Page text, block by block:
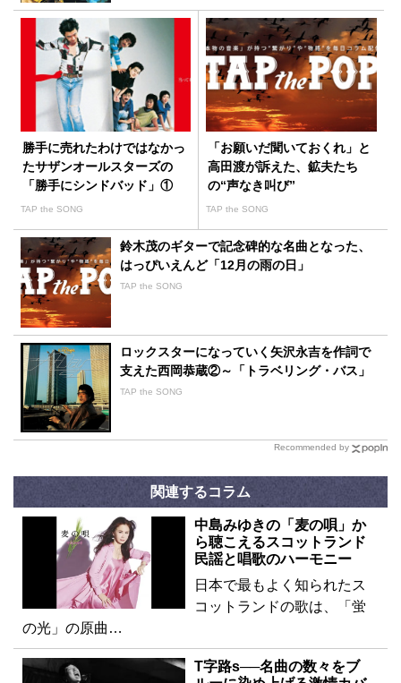
勝手に売れたわけではなかっ
たサザンオールスターズの
「勝手にシンドバッド」①
TAP the SONG
「お願いだ聞いておくれ」と
高田渡が訴えた、鉱夫たち
の“声なき叫び”
TAP the SONG
鈴木茂のギターで記念碑的な名曲となった、
はっぴいえんど「12月の雨の日」
TAP the SONG
ロックスターになっていく矢沢永吉を作詞で
支えた西岡恭蔵②～「トラベリング・バス」
TAP the SONG
Recommended by
関連するコラム
中島みゆきの「麦の唄」か
ら聴こえるスコットランド
民謡と唱歌のハーモニー
日本で最もよく知られたス
コットランドの歌は、「蛍
の光」の原曲…
T字路s──名曲の数々をブ